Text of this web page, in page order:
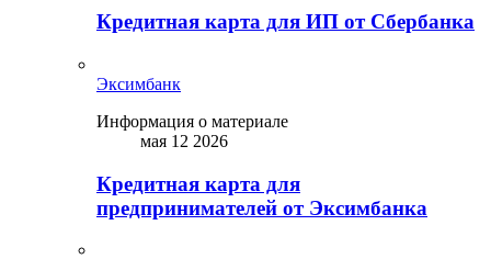
Кредитная карта для ИП от Сбербанка
Эксимбанк
Информация о материале
мая 12 2026
Кредитная карта для
предпринимателей от Эксимбанка